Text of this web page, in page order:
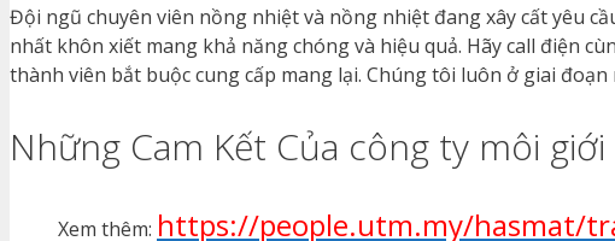
Đội ngũ chuyên viên nồng nhiệt và nồng nhiệt đang xây cất yêu
nhất khôn xiết mang khả năng chóng và hiệu quả. Hãy call điện
thành viên bắt buộc cung cấp mang lại. Chúng tôi luôn ở giai
Những Cam Kết Của công ty môi
Xem thêm: https://people.utm.my/hasmat/